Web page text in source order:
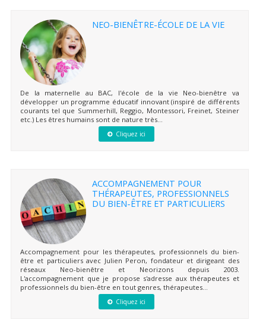
NEO-BIENÊTRE-ÉCOLE DE LA VIE
De la maternelle au BAC, l'école de la vie Neo-bienêtre va
développer un programme éducatif innovant (inspiré de différents
courants tel que Summerhill, Reggio, Montessori, Freinet, Steiner
etc.) Les êtres humains sont de nature très...
Cliquez ici
ACCOMPAGNEMENT POUR
THÉRAPEUTES, PROFESSIONNELS
DU BIEN-ÊTRE ET PARTICULIERS
Accompagnement pour les thérapeutes, professionnels du bien-
être et particuliers avec Julien Peron, fondateur et dirigeant des
réseaux Neo-bienêtre et Neorizons depuis 2003.
L'accompagnement que je propose s'adresse aux thérapeutes et
professionnels du bien-être en tout genres, thérapeutes...
Cliquez ici